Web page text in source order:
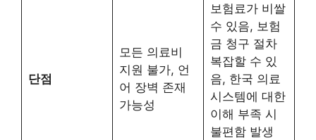
단점
모든 의료비
지원 불가, 언
어 장벽 존재
가능성
보험료가 비쌀
수 있음, 보험
금 청구 절차
복잡할 수 있
음, 한국 의료
시스템에 대한
이해 부족 시
불편함 발생